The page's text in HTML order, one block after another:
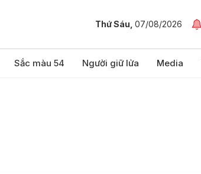
Thứ Sáu, 07/08/2026
Sắc màu 54 Người giữ lửa Media